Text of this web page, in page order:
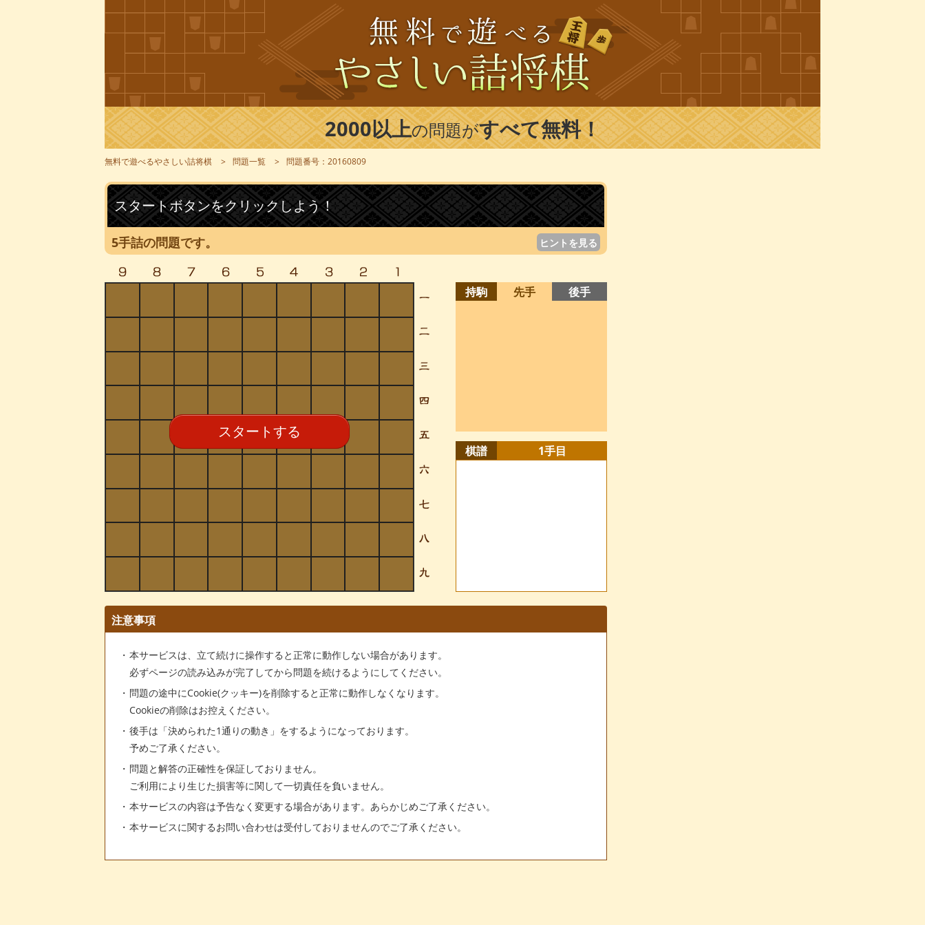
2000以上の問題がすべて無料！
無料で遊べるやさしい詰将棋 問題一覧 問題番号：20160809
スタートボタンをクリックしよう！
5手詰の問題です。 ヒントを見る
スタートする
持駒 先手 後手
棋譜 1手目
注意事項
本サービスは、立て続けに操作すると正常に動作しない場合があります。
必ずページの読み込みが完了してから問題を続けるようにしてください。
問題の途中にCookie(クッキー)を削除すると正常に動作しなくなります。
Cookieの削除はお控えください。
後手は「決められた1通りの動き」をするようになっております。
予めご了承ください。
問題と解答の正確性を保証しておりません。
ご利用により生じた損害等に関して一切責任を負いません。
本サービスの内容は予告なく変更する場合があります。あらかじめご了承ください。
本サービスに関するお問い合わせは受付しておりませんのでご了承ください。